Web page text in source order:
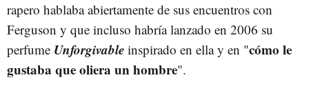
rapero hablaba abiertamente de sus encuentros con
Ferguson y que incluso habría lanzado en 2006 su
perfume Unforgivable inspirado en ella y en "cómo le
gustaba que oliera un hombre".